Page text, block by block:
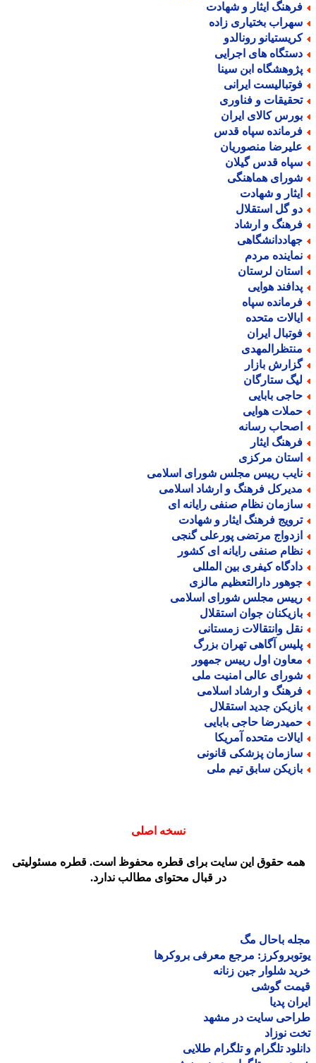
ایثار و شهادت
بختیاری زاده
رونالدو
های اجرایی
ابن سینا
ایرانی
و فناوری
کالای ایران
سپاه قدس
منصوریان
قدس گیلان
هماهنگی
و شهادت
گل استقلال
و ارشاد
مردم
لرستان
هوایی
سپاه
متحده
ایران
بازار
ستارگان
بابایی
هوایی
رسانه
ایثار
مرکزی
رییس مجلس شورای اسلامی
فرهنگ و ارشاد اسلامی
نظام صنفی رایانه ای
فرهنگ ایثار و شهادت
مرتضی پورعلی گنجی
صنفی رایانه ای کشور
کیفری بین المللی
دارالتعظیم مالزی
مجلس شورای اسلامی
جوان استقلال
وانتقالات زمستانی
آگاهی تهران بزرگ
اول رییس جمهور
عالی امنیت ملی
و ارشاد اسلامی
جدید استقلال
حاجی بابایی
متحده آمریکا
پزشکی قانونی
سابق تیم ملی
نسخه اصلی
حقوق این سایت برای قطره محفوظ است. قطره مسئولیتی
در قبال محتوای مطالب ندارد.
باحال مگ
مرجع معرفی بروکرها
شلوار جین زنانه
گوشی
پدیا
سایت در مشهد
نوزاد
تلگرام و تلگرام طلایی